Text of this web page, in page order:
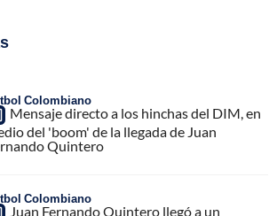
Colombiano
Mensaje directo a los hinchas del DIM, en
del 'boom' de la llegada de Juan
Quintero
Colombiano
Juan Fernando Quintero llegó a un